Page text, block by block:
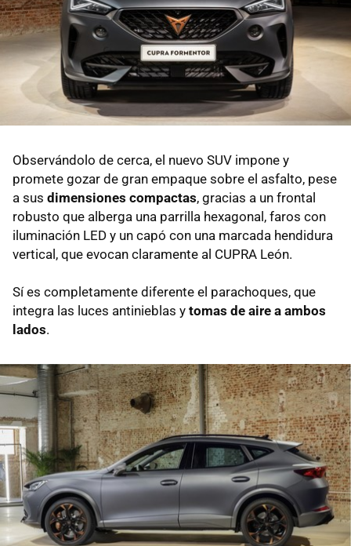
Observándolo de cerca, el nuevo SUV impone y
promete gozar de gran empaque sobre el asfalto, pese
a sus dimensiones compactas, gracias a un frontal
robusto que alberga una parrilla hexagonal, faros con
iluminación LED y un capó con una marcada hendidura
vertical, que evocan claramente al CUPRA León.
Sí es completamente diferente el parachoques, que
integra las luces antinieblas y tomas de aire a ambos
lados.